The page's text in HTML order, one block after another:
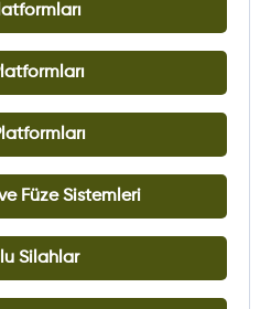
Füze Sistemleri
Silahlar